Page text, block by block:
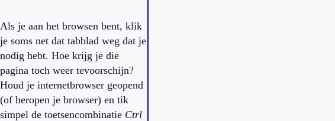
Als je aan het browsen bent, klik
je soms net dat tabblad weg dat je
nodig hebt. Hoe krijg je die
pagina toch weer tevoorschijn?
Houd je internetbrowser geopend
(of heropen je browser) en tik
simpel de toetsencombinatie Ctrl